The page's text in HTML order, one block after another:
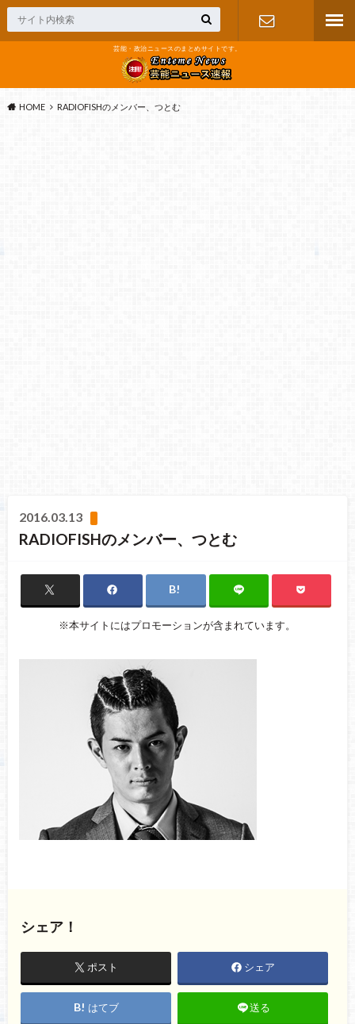
芸能・政治ニュースのまとめサイトです。
HOME RADIOFISHのメンバー、つとむ
2016.03.13
RADIOFISHのメンバー、つとむ
※本サイトにはプロモーションが含まれています。
シェア！
ポスト シェア
はてブ 送る